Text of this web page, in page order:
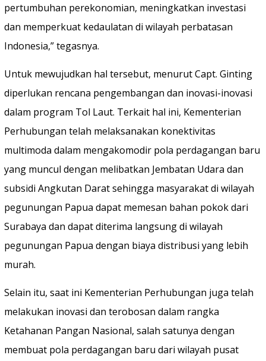
pertumbuhan perekonomian, meningkatkan investasi
dan memperkuat kedaulatan di wilayah perbatasan
Indonesia,” tegasnya.
Untuk mewujudkan hal tersebut, menurut Capt. Ginting
diperlukan rencana pengembangan dan inovasi-inovasi
dalam program Tol Laut. Terkait hal ini, Kementerian
Perhubungan telah melaksanakan konektivitas
multimoda dalam mengakomodir pola perdagangan baru
yang muncul dengan melibatkan Jembatan Udara dan
subsidi Angkutan Darat sehingga masyarakat di wilayah
pegunungan Papua dapat memesan bahan pokok dari
Surabaya dan dapat diterima langsung di wilayah
pegunungan Papua dengan biaya distribusi yang lebih
murah.
Selain itu, saat ini Kementerian Perhubungan juga telah
melakukan inovasi dan terobosan dalam rangka
Ketahanan Pangan Nasional, salah satunya dengan
membuat pola perdagangan baru dari wilayah pusat